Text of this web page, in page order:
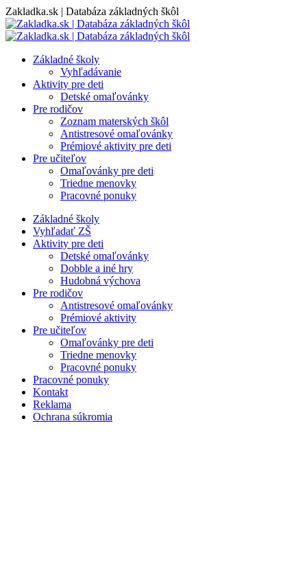
Skip
to
content
Zakladka.sk | Databáza základných škôl
Základné školy
Vyhľadávanie
Aktivity pre deti
Detské omaľovánky
Pre rodičov
Zoznam materských škôl
Antistresové omaľovánky
Prémiové aktivity pre deti
Pre učiteľov
Omaľovánky pre deti
Triedne menovky
Pracovné ponuky
Základné školy
Vyhľadať ZŠ
Aktivity pre deti
Detské omaľovánky
Dobble a iné hry
Hudobná výchova
Pre rodičov
Antistresové omaľovánky
Prémiové aktivity
Pre učiteľov
Omaľovánky pre deti
Triedne menovky
Pracovné ponuky
Pracovné ponuky
Kontakt
Reklama
Ochrana súkromia